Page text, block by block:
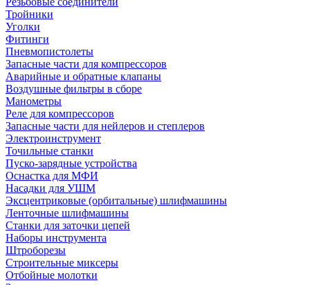
Тройники
Уголки
Фитинги
Пневмопистолеты
Запасные части для компрессоров
Аварийные и обратные клапаны
Воздушные фильтры в сборе
Манометры
Реле для компрессоров
Запасные части для нейлеров и степлеров
Электроинструмент
Точильные станки
Пуско-зарядные устройства
Оснастка для МФИ
Насадки для УШМ
Эксцентриковые (орбитальные) шлифмашины
Ленточные шлифмашины
Станки для заточки цепей
Наборы инструмента
Штроборезы
Строительные миксеры
Отбойные молотки